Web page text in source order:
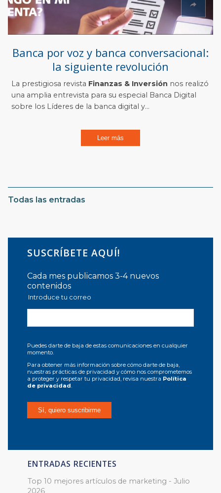
Banca por voz y banca conversacional:
la siguiente revolución
La prestigiosa revista Finanzas & Inversión nos realizó
una amplia entrevista para su especial Banca Digital
sobre los Líderes de la banca digital y...
Leer más
Todas las entradas
SUSCRÍBETE AQUÍ!
Cada mes publicamos 3-4 nuevos
contenidos
Introduce tu correo
Puedes darte de baja de estas comunicaciones en cualquier
momento.
Para obtener más información sobre cómo darte de baja,
nuestras prácticas de privacidad y cómo nos comprometemos
a proteger y respetar tu privacidad, revisa nuestra Política
de privacidad.
ENTRADAS RECIENTES
Top 10 mejores artículos de marketing - Julio
2026